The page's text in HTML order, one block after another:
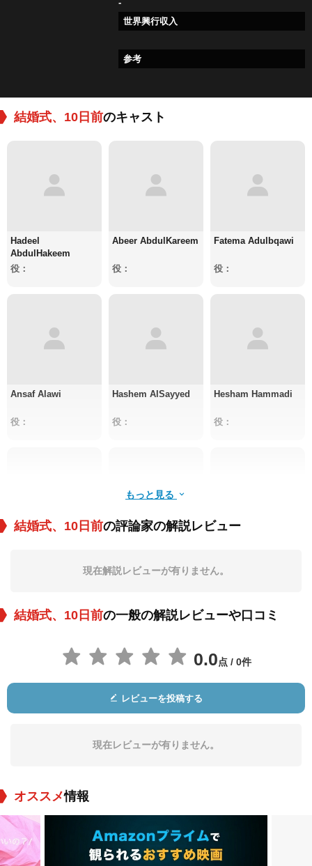
-
世界興行収入
参考
結婚式、10日前のキャスト
Hadeel
AbdulHakeem
役：
Abeer AbdulKareem
役：
Fatema Adulbqawi
役：
Ansaf Alawi
役：
Hashem AlSayyed
役：
Hesham Hammadi
役：
役：
役：
Qassem Omar
Sally Hamada Khaled Hamdan
Mohamed Nagy
もっと見る
結婚式、10日前の評論家の解説レビュー
現在解説レビューが有りません。
結婚式、10日前の一般の解説レビューや口コミ
0.0点 / 0件
レビューを投稿する
現在レビューが有りません。
オススメ情報